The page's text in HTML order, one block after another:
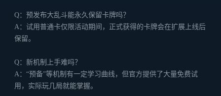
Q：预发布大乱斗能永久保留卡牌吗？
A：试用普通卡仅限活动期间，正式获得的卡牌会在扩展上线后
保留。
Q：新机制上手难吗？
A：“预备”等机制有一定学习曲线，但官方提供了大量免费试
用，实际玩几局就能掌握。